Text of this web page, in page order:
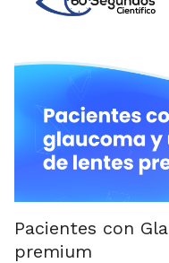
Pacientes con
premium